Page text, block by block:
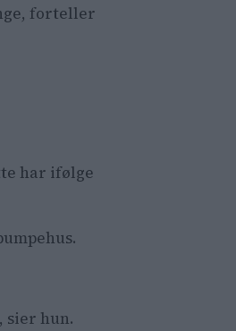
forteller
har ifølge
sier hun.